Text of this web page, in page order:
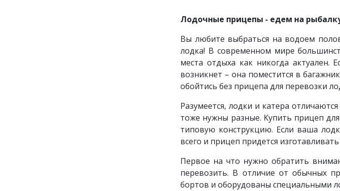
Лодочные прицепы - едем на
Вы любите выбраться на водоем
лодка! В современном мире
места отдыха как никогда
возникнет – она поместится в
обойтись без прицепа для перевозки
Разумеется, лодки и катера
тоже нужны разные. Купить прицеп
типовую конструкцию. Если ваша
всего и прицеп придется изготавливать
Первое на что нужно обратить
перевозить. В отличие от обычных
бортов и оборудованы специальными